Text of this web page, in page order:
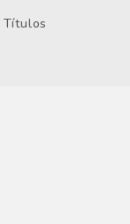
Títulos